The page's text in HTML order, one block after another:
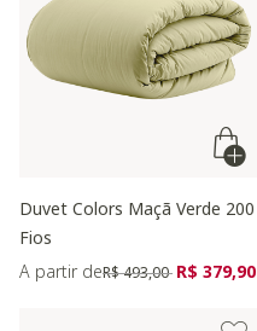
Duvet Colors Maçã Verde 200
Fios
A partir dePreço reduzido de
R$ 493,00 para
R$ 379,90